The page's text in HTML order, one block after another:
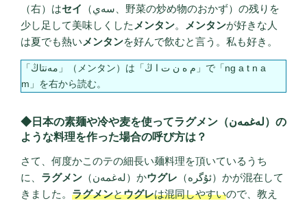
（右）はセイ
（سەي、野菜の炒め物のおかず）の残りを
少し足して美味しくした メンタン。 メンタンが好きな人
は夏でも熱い メンタンを好んで飲むと言う。私も好き。
「مەنتاڭ」（メンタン）は「م ە ن ت ا ڭ」で「ng a t n a
m」を右から読む。
◆日本の素麺や冷や麦を使ってラグメン（لەغمەن）の
ような料理を作った場合の呼び方は？
さて、何度かこのテの細長い麺料理を頂いているうち
に、 ラグメン （لەغمەن）かウグレ （ئۇگرە）かが混在して
きました。 ラグメンとウグレは混同しやすいので、教え